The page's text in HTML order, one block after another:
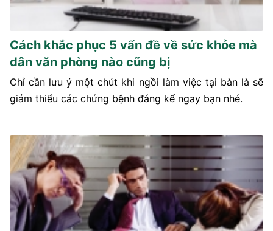
Cách khắc phục 5 vấn đề về sức khỏe mà
dân văn phòng nào cũng bị
Chỉ cần lưu ý một chút khi ngồi làm việc tại bàn là sẽ
giảm thiểu các chứng bệnh đáng kể ngay bạn nhé.